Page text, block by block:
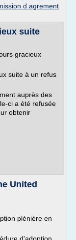
d agrement
suite
gracieux
suite à un refus
auprès des
ci a été refusée
obtenir
United
plénière en